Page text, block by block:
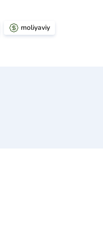
moliyaviy